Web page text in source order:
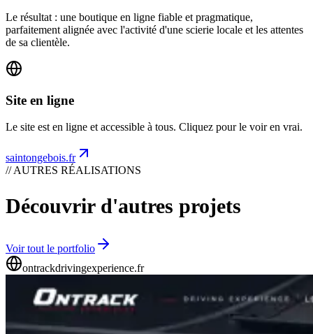
Le résultat : une boutique en ligne fiable et pragmatique,
parfaitement alignée avec l'activité d'une scierie locale et les attentes
de sa clientèle.
Site en ligne
Le site est en ligne et accessible à tous. Cliquez pour le voir en vrai.
saintongebois.fr
// AUTRES RÉALISATIONS
Découvrir d'autres projets
Voir tout le portfolio
ontrackdrivingexperience.fr